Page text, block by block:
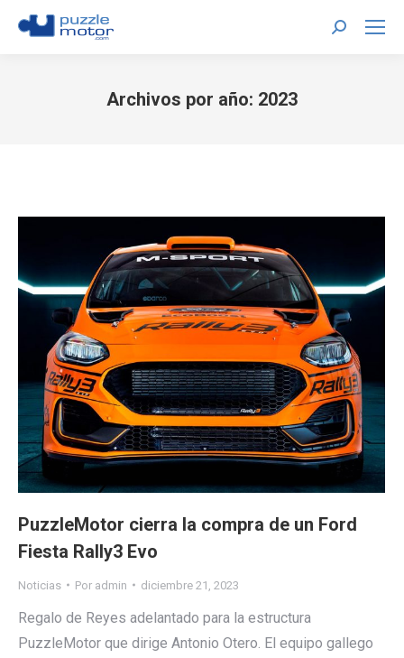
Buscar:
Archivos por año: 2023
PuzzleMotor cierra la compra de un Ford
Fiesta Rally3 Evo
Noticias Por admin diciembre 21, 2023
Regalo de Reyes adelantado para la estructura
PuzzleMotor que dirige Antonio Otero. El equipo gallego